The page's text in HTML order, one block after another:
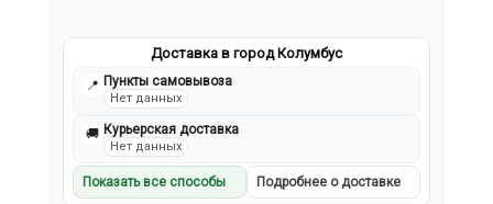
Доставка в город Колумбус
📍 Пункты самовывоза
Нет данных
🚚 Курьерская доставка
Нет данных
Показать все способы Подробнее о доставке